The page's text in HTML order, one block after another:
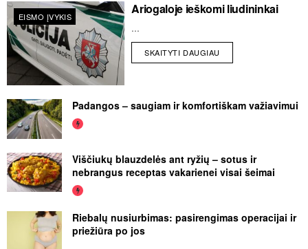
EISMO ĮVYKIS Ariogaloje ieškomi liudininkai
...
SKAITYTI DAUGIAU
Padangos – saugiam ir komfortiškam važiavimui
Viščiukų blauzdelės ant ryžių – sotus ir
nebrangus receptas vakarienei visai šeimai
Riebalų nusiurbimas: pasirengimas operacijai ir
priežiūra po jos